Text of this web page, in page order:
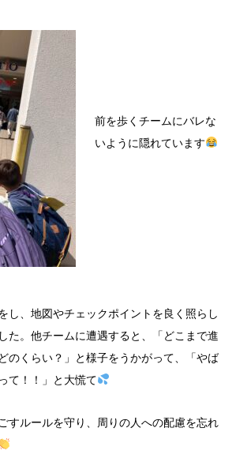
前を歩くチームにバレな
いように隠れています
し、地図やチェックポイントを良く照らし
た。他チームに遭遇すると、「どこまで進
のくらい？」と様子をうかがって、「やば
て！！」と大慌て
すルールを守り、周りの人への配慮を忘れ